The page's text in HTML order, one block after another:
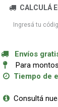
CALCULÁ
Envíos
Para
Tiempo de
Consultá